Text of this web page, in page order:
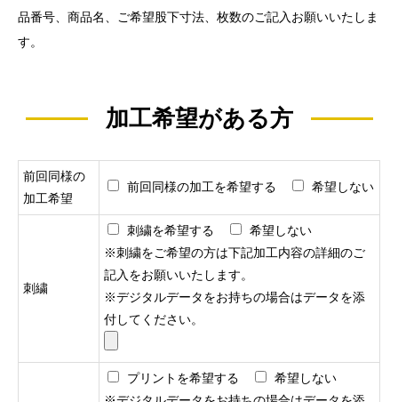
品番号、商品名、ご希望股下寸法、枚数のご記入お願いいたしま
す。
加工希望がある方
前回同様の
加工希望
前回同様の加工を希望する 希望しない
刺繍
刺繍を希望する
希望しない
※刺繍をご希望の方は下記加工内容の詳細のご
記入をお願いいたします。
※デジタルデータをお持ちの場合はデータを添
付してください。
プリントを希望する
希望しない